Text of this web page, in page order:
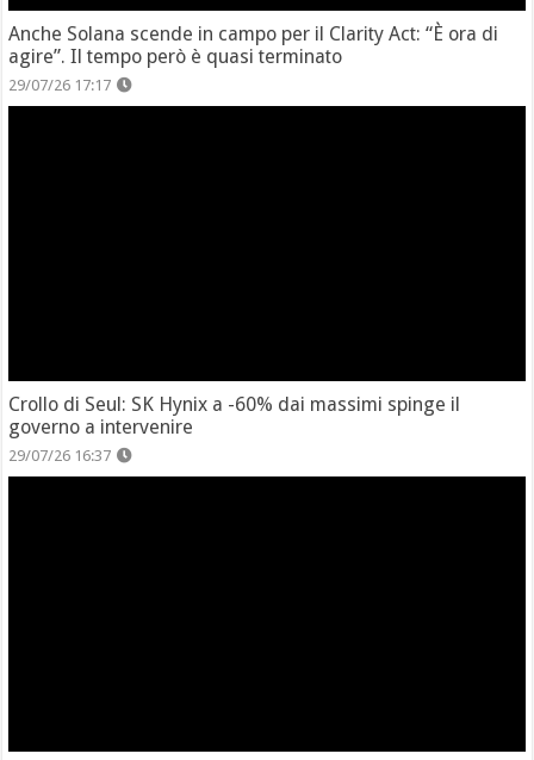
Anche Solana scende in campo per il Clarity Act: “È ora di
agire”. Il tempo però è quasi terminato
29/07/26 17:17
Crollo di Seul: SK Hynix a -60% dai massimi spinge il
governo a intervenire
29/07/26 16:37